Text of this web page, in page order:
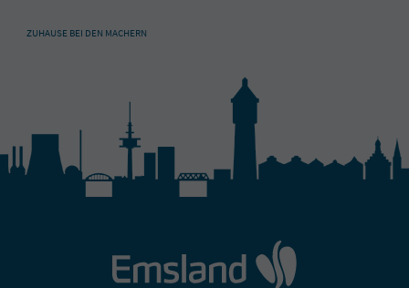
ZUHAUSE BEI DEN MACHERN